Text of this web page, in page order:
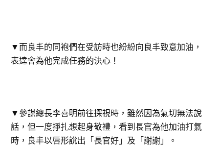
▼而良丰的同袍們在受訪時也紛紛向良丰致意加油，
表達會為他完成任務的決心！
▼參謀總長李喜明前往探視時，雖然因為氣切無法說
話，但一度掙扎想起身敬禮，看到長官為他加油打氣
時，良丰以唇形說出「長官好」及「謝謝」。